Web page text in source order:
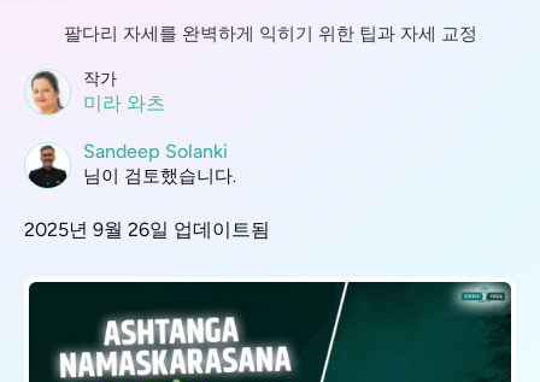
팔다리 자세를 완벽하게 익히기 위한 팁과 자세 교정
작가
미라 와츠
Sandeep Solanki
님이 검토했습니다.
2025년 9월 26일 업데이트됨